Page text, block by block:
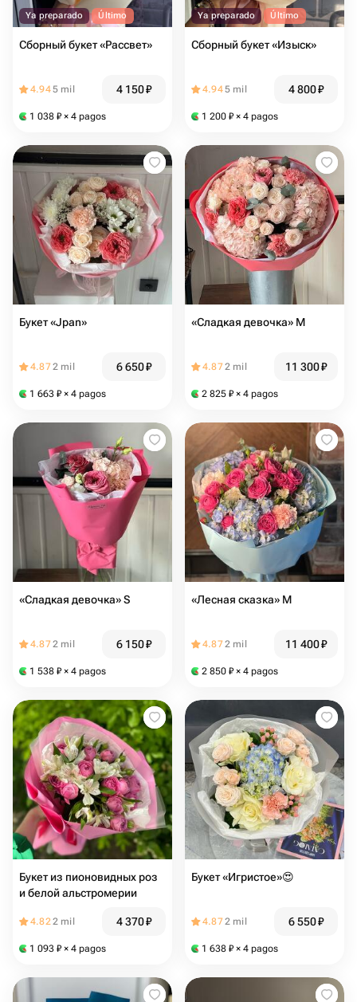
Ya preparado Último
Сборный букет «Рассвет»
4.945 mil 4 150₽
1 038 ₽ × 4 pagos
Ya preparado Último
Сборный букет «Изыск»
4.945 mil 4 800₽
1 200 ₽ × 4 pagos
Букет «Jpan»
4.872 mil 6 650₽
1 663 ₽ × 4 pagos
«Сладкая девочка» M
4.872 mil 11 300₽
2 825 ₽ × 4 pagos
«Сладкая девочка» S
4.872 mil 6 150₽
1 538 ₽ × 4 pagos
«Лесная сказка» М
4.872 mil 11 400₽
2 850 ₽ × 4 pagos
Букет из пионовидных роз
и белой альстромерии
4.822 mil 4 370₽
1 093 ₽ × 4 pagos
Букет «Игристое»😍
4.872 mil 6 550₽
1 638 ₽ × 4 pagos